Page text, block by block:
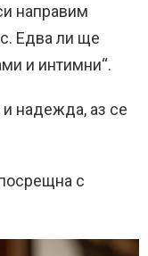
направим
Едва ли ще
и интимни“.
надежда, аз се
с